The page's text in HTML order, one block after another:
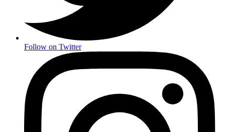
Follow on Twitter